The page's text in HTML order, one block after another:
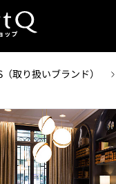
（取り扱いブランド）